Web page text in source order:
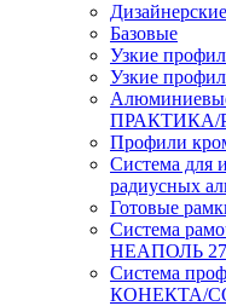
Дизайнерские
Базовые
Узкие
Узкие
ПРАКТИКА/
Профили
Система для
радиусных
Готовые
Система
НЕАПОЛЬ
Система
КОНЕКТА/